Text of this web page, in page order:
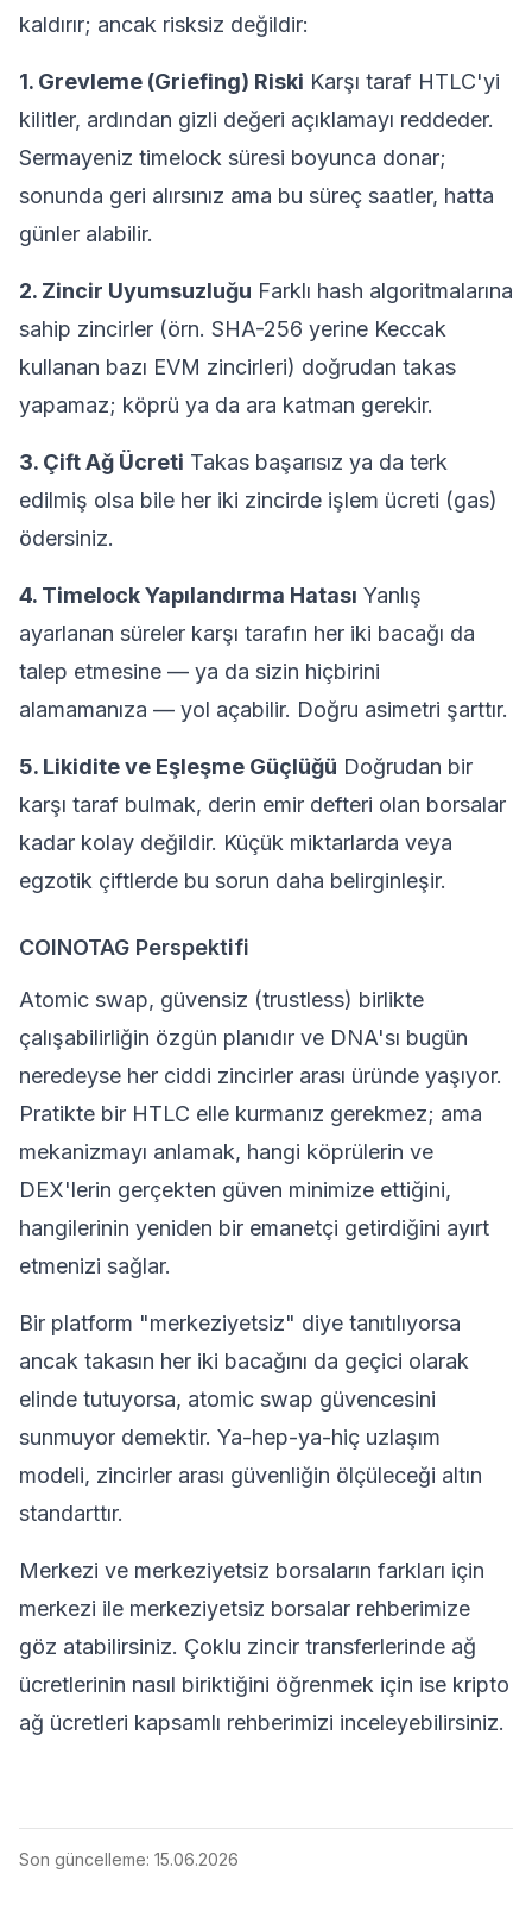
kaldırır; ancak risksiz değildir:
1. Grevleme (Griefing) Riski Karşı taraf HTLC'yi
kilitler, ardından gizli değeri açıklamayı reddeder.
Sermayeniz timelock süresi boyunca donar;
sonunda geri alırsınız ama bu süreç saatler, hatta
günler alabilir.
2. Zincir Uyumsuzluğu Farklı hash algoritmalarına
sahip zincirler (örn. SHA-256 yerine Keccak
kullanan bazı EVM zincirleri) doğrudan takas
yapamaz; köprü ya da ara katman gerekir.
3. Çift Ağ Ücreti Takas başarısız ya da terk
edilmiş olsa bile her iki zincirde işlem ücreti (gas)
ödersiniz.
4. Timelock Yapılandırma Hatası Yanlış
ayarlanan süreler karşı tarafın her iki bacağı da
talep etmesine — ya da sizin hiçbirini
alamamanıza — yol açabilir. Doğru asimetri şarttır.
5. Likidite ve Eşleşme Güçlüğü Doğrudan bir
karşı taraf bulmak, derin emir defteri olan borsalar
kadar kolay değildir. Küçük miktarlarda veya
egzotik çiftlerde bu sorun daha belirginleşir.
COINOTAG Perspektifi
Atomic swap, güvensiz (trustless) birlikte
çalışabilirliğin özgün planıdır ve DNA'sı bugün
neredeyse her ciddi zincirler arası üründe yaşıyor.
Pratikte bir HTLC elle kurmanız gerekmez; ama
mekanizmayı anlamak, hangi köprülerin ve
DEX'lerin gerçekten güven minimize ettiğini,
hangilerinin yeniden bir emanetçi getirdiğini ayırt
etmenizi sağlar.
Bir platform "merkeziyetsiz" diye tanıtılıyorsa
ancak takasın her iki bacağını da geçici olarak
elinde tutuyorsa, atomic swap güvencesini
sunmuyor demektir. Ya-hep-ya-hiç uzlaşım
modeli, zincirler arası güvenliğin ölçüleceği altın
standarttır.
Merkezi ve merkeziyetsiz borsaların farkları için
merkezi ile merkeziyetsiz borsalar rehberimize
göz atabilirsiniz. Çoklu zincir transferlerinde ağ
ücretlerinin nasıl biriktiğini öğrenmek için ise kripto
ağ ücretleri kapsamlı rehberimizi inceleyebilirsiniz.
Son güncelleme: 15.06.2026